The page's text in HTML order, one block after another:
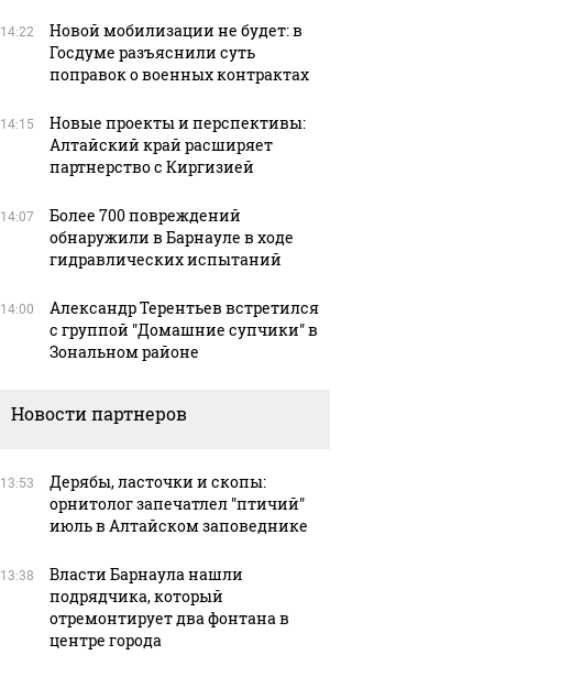
14:22
Новой мобилизации не будет: в
Госдуме разъяснили суть
поправок о военных контрактах
14:15
Новые проекты и перспективы:
Алтайский край расширяет
партнерство с Киргизией
14:07
Более 700 повреждений
обнаружили в Барнауле в ходе
гидравлических испытаний
14:00
Александр Терентьев встретился
с группой "Домашние супчики" в
Зональном районе
Новости партнеров
13:53
Дерябы, ласточки и скопы:
орнитолог запечатлел "птичий"
июль в Алтайском заповеднике
13:38
Власти Барнаула нашли
подрядчика, который
отремонтирует два фонтана в
центре города